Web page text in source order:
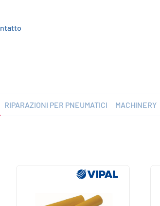
RIPARAZIONI PER PNEUMATICI MACHINERY